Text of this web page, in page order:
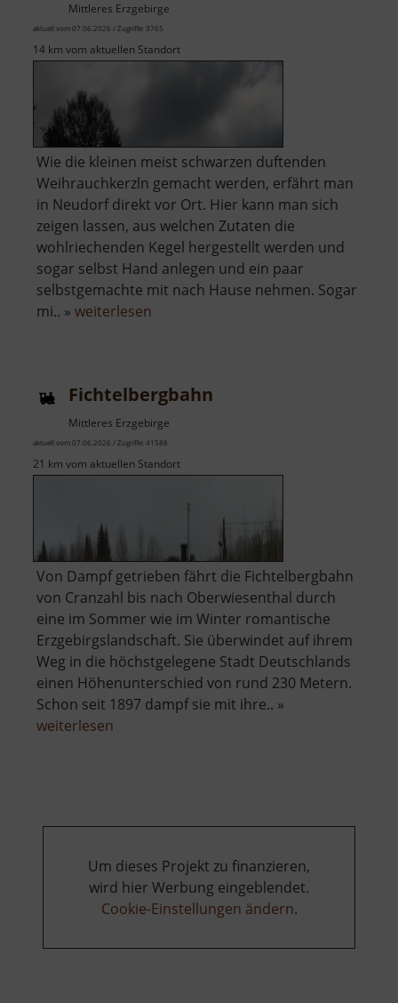
Mittleres Erzgebirge
aktuell vom 07.06.2026 / Zugriffe: 3765
14 km vom aktuellen Standort
Wie die kleinen meist schwarzen duftenden
Weihrauchkerzln gemacht werden, erfährt man
in Neudorf direkt vor Ort. Hier kann man sich
zeigen lassen, aus welchen Zutaten die
wohlriechenden Kegel hergestellt werden und
sogar selbst Hand anlegen und ein paar
selbstgemachte mit nach Hause nehmen. Sogar
mi.. » weiterlesen
Fichtelbergbahn
Mittleres Erzgebirge
aktuell vom 07.06.2026 / Zugriffe: 41588
21 km vom aktuellen Standort
Von Dampf getrieben fährt die Fichtelbergbahn
von Cranzahl bis nach Oberwiesenthal durch
eine im Sommer wie im Winter romantische
Erzgebirgslandschaft. Sie überwindet auf ihrem
Weg in die höchstgelegene Stadt Deutschlands
einen Höhenunterschied von rund 230 Metern.
Schon seit 1897 dampf sie mit ihre.. »
weiterlesen
Um dieses Projekt zu finanzieren,
wird hier Werbung eingeblendet.
Cookie-Einstellungen ändern.